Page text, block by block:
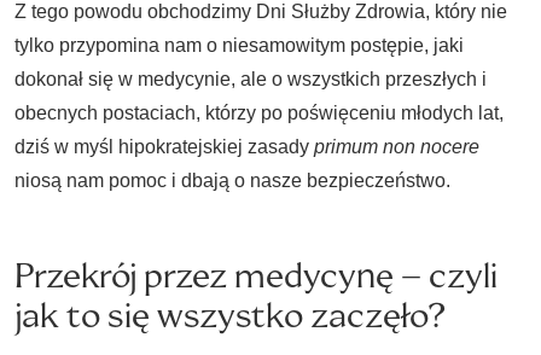
Z tego powodu obchodzimy Dni Służby Zdrowia, który nie
tylko przypomina nam o niesamowitym postępie, jaki
dokonał się w medycynie, ale o wszystkich przeszłych i
obecnych postaciach, którzy po poświęceniu młodych lat,
dziś w myśl hipokratejskiej zasady primum non nocere
niosą nam pomoc i dbają o nasze bezpieczeństwo.
Przekrój przez medycynę – czyli
jak to się wszystko zaczęło?